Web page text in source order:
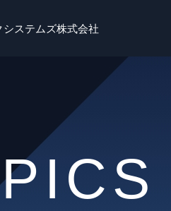
ステムズ株式会社